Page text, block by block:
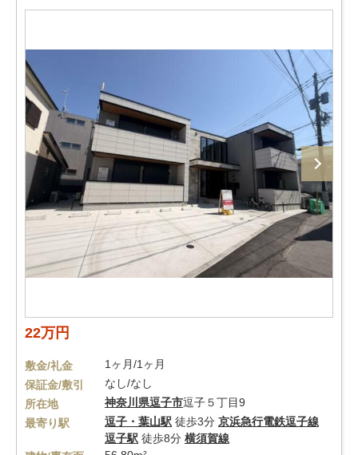
22万円
敷金/礼金
1ヶ月/1ヶ月
保証金/敷引
なし/なし
所在地
神奈川県逗子市逗子５丁目9
最寄り駅
逗子・葉山駅 徒歩3分 京浜急行電鉄逗子線
逗子駅 徒歩8分 横須賀線